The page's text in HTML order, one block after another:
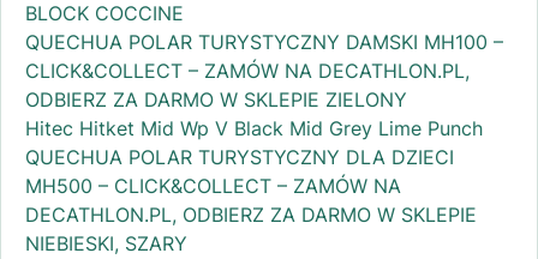
BLOCK COCCINE
QUECHUA POLAR TURYSTYCZNY DAMSKI MH100 –
CLICK&COLLECT – ZAMÓW NA DECATHLON.PL,
ODBIERZ ZA DARMO W SKLEPIE ZIELONY
Hitec Hitket Mid Wp V Black Mid Grey Lime Punch
QUECHUA POLAR TURYSTYCZNY DLA DZIECI
MH500 – CLICK&COLLECT – ZAMÓW NA
DECATHLON.PL, ODBIERZ ZA DARMO W SKLEPIE
NIEBIESKI, SZARY